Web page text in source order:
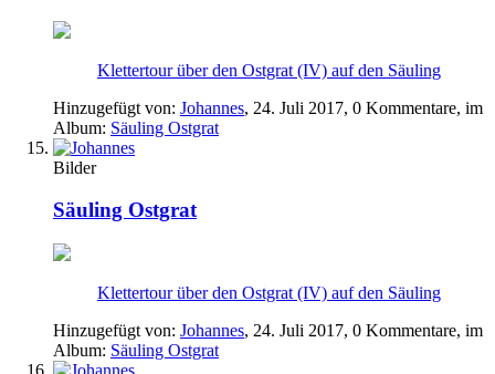
Klettertour über den Ostgrat (IV) auf den Säuling
Hinzugefügt von: Johannes, 24. Juli 2017, 0 Kommentare, im
Album: Säuling Ostgrat
Bilder
Säuling Ostgrat
Klettertour über den Ostgrat (IV) auf den Säuling
Hinzugefügt von: Johannes, 24. Juli 2017, 0 Kommentare, im
Album: Säuling Ostgrat